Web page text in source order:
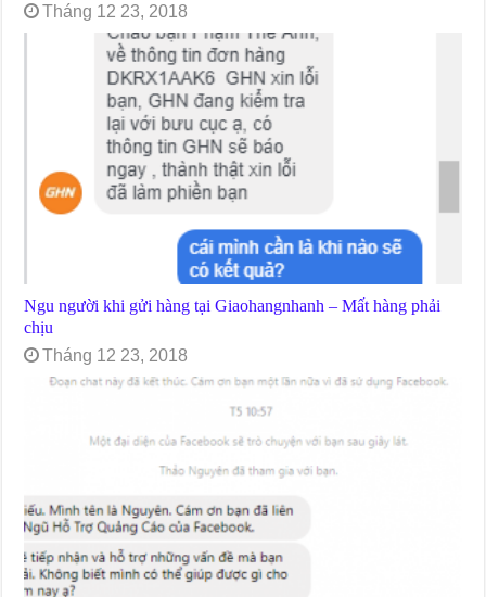
Tháng 12 23, 2018
Ngu người khi gửi hàng tại Giaohangnhanh – Mất hàng phải
chịu
Tháng 12 23, 2018